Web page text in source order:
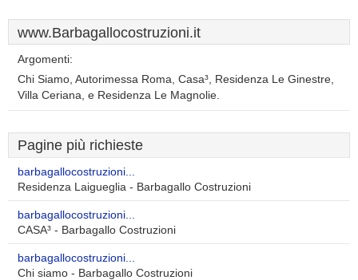
www.Barbagallocostruzioni.it
Argomenti:
Chi Siamo, Autorimessa Roma, Casa³, Residenza Le Ginestre,
Villa Ceriana, e Residenza Le Magnolie.
Pagine più richieste
barbagallocostruzioni...
Residenza Laigueglia - Barbagallo Costruzioni
barbagallocostruzioni...
CASA³ - Barbagallo Costruzioni
barbagallocostruzioni...
Chi siamo - Barbagallo Costruzioni